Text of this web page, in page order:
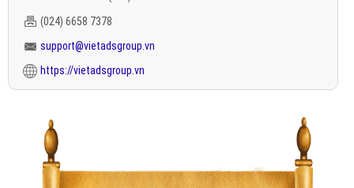
(024) 6658 7378
support@vietadsgroup.vn
https://vietadsgroup.vn